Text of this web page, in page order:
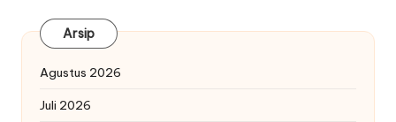
Arsip
Agustus 2026
Juli 2026